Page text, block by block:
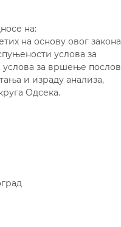
на:
на основу овог
услова за
за вршење
и израду анализа,
Одсека.